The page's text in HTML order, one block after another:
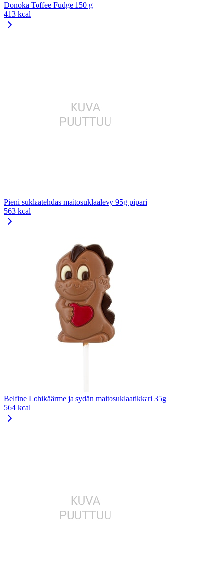
Donoka Toffee Fudge 150 g
413 kcal
Pieni suklaatehdas maitosuklaalevy 95g pipari
563 kcal
Belfine Lohikäärme ja sydän maitosuklaatikkari 35g
564 kcal